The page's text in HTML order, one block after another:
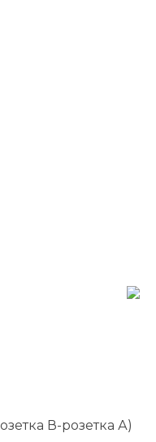
В-розетка А)